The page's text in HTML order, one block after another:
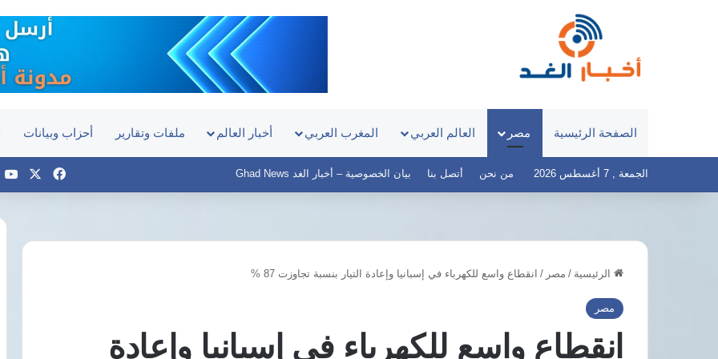
الصفحة الرئيسية مصر العالم العربي المغرب العربي أخبار العالم ملفات وتقارير أحزاب وبيانات
الجمعة , 7 أغسطس 2026 من نحن أتصل بنا بيان الخصوصية – أخبار الغد Ghad News فيسبوك
الرئيسية / مصر / انقطاع واسع للكهرباء في إسبانيا وإعادة التيار بنسبة تجاوزت 87 %
مصر
انقطاع واسع للكهرباء في إسبانيا وإعادة
توقيع
وإسبانيا
في